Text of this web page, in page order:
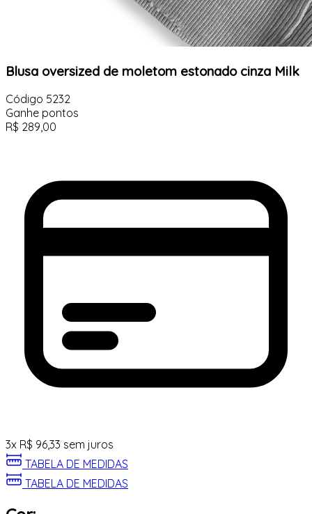
Blusa oversized de moletom estonado cinza Milk
Código 5232
Ganhe pontos
R$ 289,00
3x R$ 96,33 sem juros
TABELA DE MEDIDAS
TABELA DE MEDIDAS